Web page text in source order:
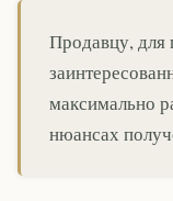
Продавцу, для
максимально
нюансах